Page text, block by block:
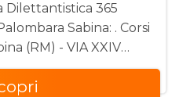
Dilettantistica 365
Sabina: . Corsi